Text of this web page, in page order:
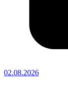
02.08.2026